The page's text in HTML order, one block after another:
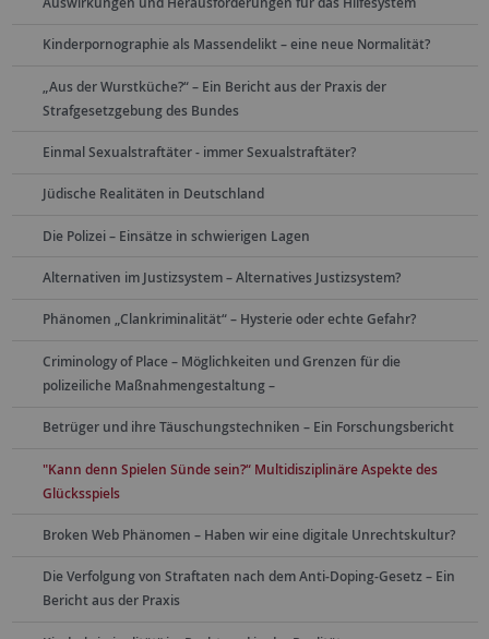
Kinderpornographie als Massendelikt – eine neue Normalität?
„Aus der Wurstküche?“ – Ein Bericht aus der Praxis der
Strafgesetzgebung des Bundes
Einmal Sexualstraftäter - immer Sexualstraftäter?
Jüdische Realitäten in Deutschland
Die Polizei – Einsätze in schwierigen Lagen
Alternativen im Justizsystem – Alternatives Justizsystem?
Phänomen „Clankriminalität“ – Hysterie oder echte Gefahr?
Criminology of Place – Möglichkeiten und Grenzen für die
polizeiliche Maßnahmengestaltung –
Betrüger und ihre Täuschungstechniken – Ein Forschungsbericht
"Kann denn Spielen Sünde sein?“ Multidisziplinäre Aspekte des
Glücksspiels
Broken Web Phänomen – Haben wir eine digitale Unrechtskultur?
Die Verfolgung von Straftaten nach dem Anti-Doping-Gesetz – Ein
Bericht aus der Praxis